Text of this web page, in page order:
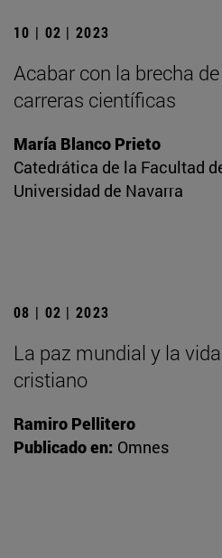
10 | 02 | 2023
Acabar con la brecha
carreras científicas
María Blanco Prieto
Catedrática de la Facultad
Universidad de Navarra
08 | 02 | 2023
La paz mundial y la
cristiano
Ramiro Pellitero
Publicado en: Omnes